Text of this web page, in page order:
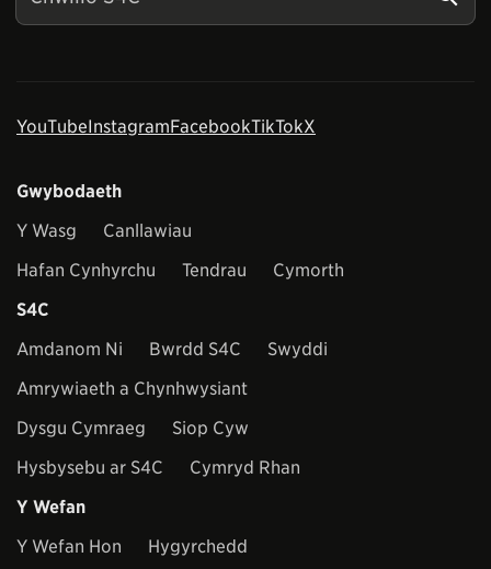
YouTubeInstagramFacebookTikTokX
Gwybodaeth
Y Wasg
Canllawiau
Hafan Cynhyrchu
Tendrau
Cymorth
S4C
Amdanom Ni
Bwrdd S4C
Swyddi
Amrywiaeth a Chynhwysiant
Dysgu Cymraeg
Siop Cyw
Hysbysebu ar S4C
Cymryd Rhan
Y Wefan
Y Wefan Hon
Hygyrchedd